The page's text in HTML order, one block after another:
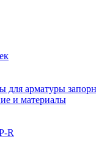
для арматуры
и материалы
R